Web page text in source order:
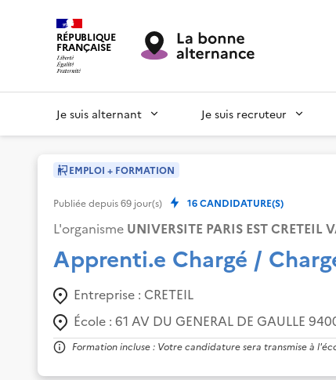
RÉPUBLIQUE
FRANÇAISE
Je suis alternant Je suis recruteur
EMPLOI + FORMATION
Publiée depuis69 jour(s) 16CANDIDATURE(S)
L'organisme UNIVERSITE PARIS EST CRETEIL
Apprenti.e Chargé /
Entreprise : CRETEIL
École : 61 AV DU GENERAL DE GAULLE
Formation incluse : Votre candidature sera transmise à